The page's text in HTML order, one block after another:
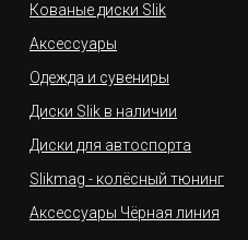
Кованые диски Slik
Аксессуары
Одежда и сувениры
Диски Slik в наличии
Диски для автоспорта
Slikmag - колёсный тюнинг
Аксессуары Чёрная линия